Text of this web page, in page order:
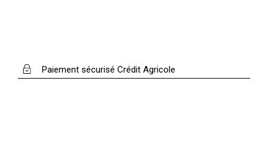
Paiement sécurisé Crédit Agricole